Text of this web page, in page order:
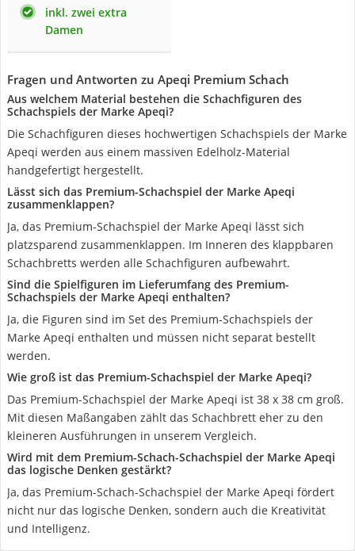
inkl. zwei extra
Damen
Fragen und Antworten zu Apeqi Premium Schach
Aus welchem Material bestehen die Schachfiguren des
Schachspiels der Marke Apeqi?
Die Schachfiguren dieses hochwertigen Schachspiels der Marke
Apeqi werden aus einem massiven Edelholz-Material
handgefertigt hergestellt.
Lässt sich das Premium-Schachspiel der Marke Apeqi
zusammenklappen?
Ja, das Premium-Schachspiel der Marke Apeqi lässt sich
platzsparend zusammenklappen. Im Inneren des klappbaren
Schachbretts werden alle Schachfiguren aufbewahrt.
Sind die Spielfiguren im Lieferumfang des Premium-
Schachspiels der Marke Apeqi enthalten?
Ja, die Figuren sind im Set des Premium-Schachspiels der
Marke Apeqi enthalten und müssen nicht separat bestellt
werden.
Wie groß ist das Premium-Schachspiel der Marke Apeqi?
Das Premium-Schachspiel der Marke Apeqi ist 38 x 38 cm groß.
Mit diesen Maßangaben zählt das Schachbrett eher zu den
kleineren Ausführungen in unserem Vergleich.
Wird mit dem Premium-Schach-Schachspiel der Marke Apeqi
das logische Denken gestärkt?
Ja, das Premium-Schach-Schachspiel der Marke Apeqi fördert
nicht nur das logische Denken, sondern auch die Kreativität
und Intelligenz.